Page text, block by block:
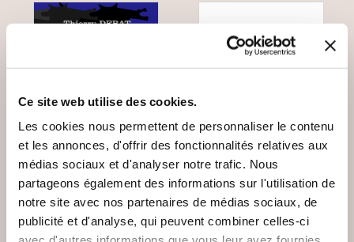
Ce site web utilise des cookies.
Les cookies nous permettent de personnaliser le contenu
et les annonces, d'offrir des fonctionnalités relatives aux
médias sociaux et d'analyser notre trafic. Nous
partageons également des informations sur l'utilisation de
notre site avec nos partenaires de médias sociaux, de
publicité et d'analyse, qui peuvent combiner celles-ci